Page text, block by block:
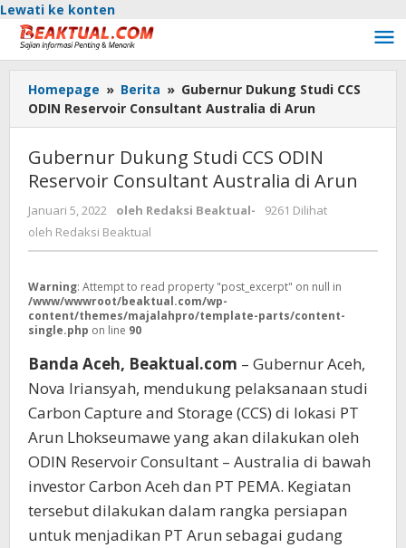
Lewati ke konten
Homepage » Berita » Gubernur Dukung Studi CCS
ODIN Reservoir Consultant Australia di Arun
Gubernur Dukung Studi CCS ODIN
Reservoir Consultant Australia di Arun
Januari 5, 2022 oleh Redaksi Beaktual-
9261 Dilihat
oleh Redaksi Beaktual
Warning: Attempt to read property "post_excerpt" on null in
/www/wwwroot/beaktual.com/wp-
content/themes/majalahpro/template-parts/content-
single.php on line 90
Banda Aceh, Beaktual.com – Gubernur Aceh,
Nova Iriansyah, mendukung pelaksanaan studi
Carbon Capture and Storage (CCS) di lokasi PT
Arun Lhokseumawe yang akan dilakukan oleh
ODIN Reservoir Consultant – Australia di bawah
investor Carbon Aceh dan PT PEMA. Kegiatan
tersebut dilakukan dalam rangka persiapan
untuk menjadikan PT Arun sebagai gudang